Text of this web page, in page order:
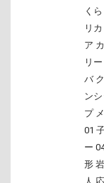
くら
リカ
ア
リ
バ
ン
プ
01
ー
形